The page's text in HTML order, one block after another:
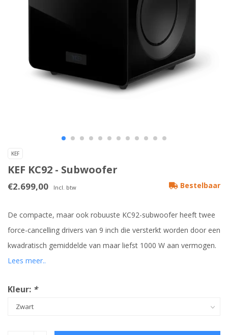
KEF
KEF KC92 - Subwoofer
€2.699,00 Incl. btw Bestelbaar
De compacte, maar ook robuuste KC92-subwoofer heeft twee
force-cancelling drivers van 9 inch die versterkt worden door een
kwadratisch gemiddelde van maar liefst 1000 W aan vermogen.
Lees meer..
Kleur: *